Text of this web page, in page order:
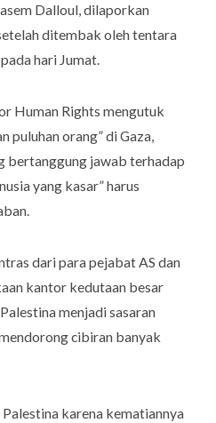
Dalloul, dilaporkan
ditembak oleh tentara
hari Jumat.
Human Rights mengutuk
puluhan orang” di Gaza,
bertanggung jawab terhadap
yang kasar” harus
dari para pejabat AS dan
kantor kedutaan besar
menjadi sasaran
cibiran banyak
karena kematiannya